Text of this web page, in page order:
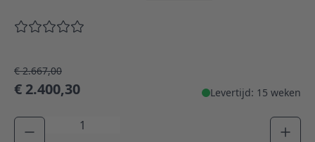
€ 2.667,00
€ 2.400,30 Levertijd: 15 weken
Aantal